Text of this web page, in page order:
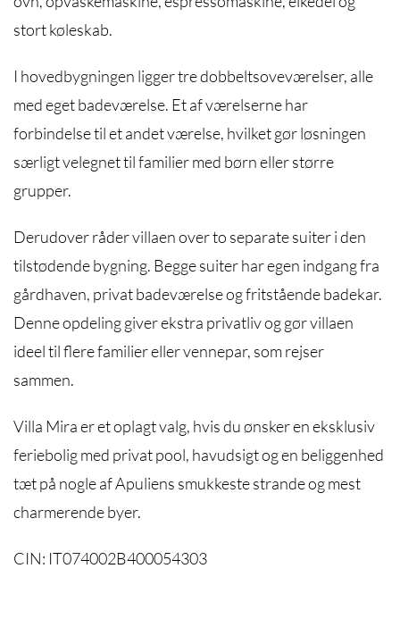
stort køleskab.
I hovedbygningen ligger tre dobbeltsoveværelser, alle
med eget badeværelse. Et af værelserne har
forbindelse til et andet værelse, hvilket gør løsningen
særligt velegnet til familier med børn eller større
grupper.
Derudover råder villaen over to separate suiter i den
tilstødende bygning. Begge suiter har egen indgang fra
gårdhaven, privat badeværelse og fritstående badekar.
Denne opdeling giver ekstra privatliv og gør villaen
ideel til flere familier eller vennepar, som rejser
sammen.
Villa Mira er et oplagt valg, hvis du ønsker en eksklusiv
feriebolig med privat pool, havudsigt og en beliggenhed
tæt på nogle af Apuliens smukkeste strande og mest
charmerende byer.
CIN: IT074002B400054303